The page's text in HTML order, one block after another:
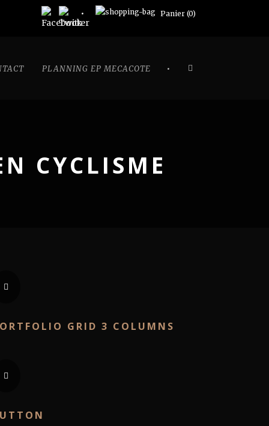
Panier (0)
PLANNING EP MECACOTE •
CYCLISME
GRID 3 COLUMNS